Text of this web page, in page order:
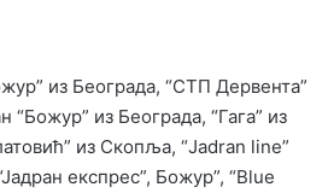
из Београда, “СТП Дервента”
из Београда, “Гага” из
из Скопља, “Jadran line”
експрес”, Божур”, “Blue